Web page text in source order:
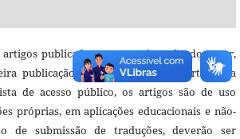
publicados nesta revista são do autor,
publicação para a revista. Em virtude da
de acesso público, os artigos são de uso
próprias, em aplicações educacionais e não-
de submissão de traduções, deverão ser